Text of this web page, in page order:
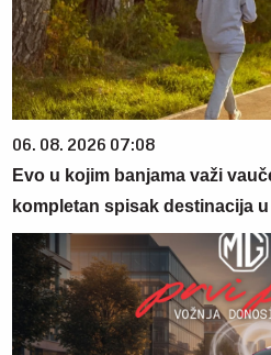
06. 08. 2026 07:08
Evo u kojim banjama važi
kompletan spisak destinacija